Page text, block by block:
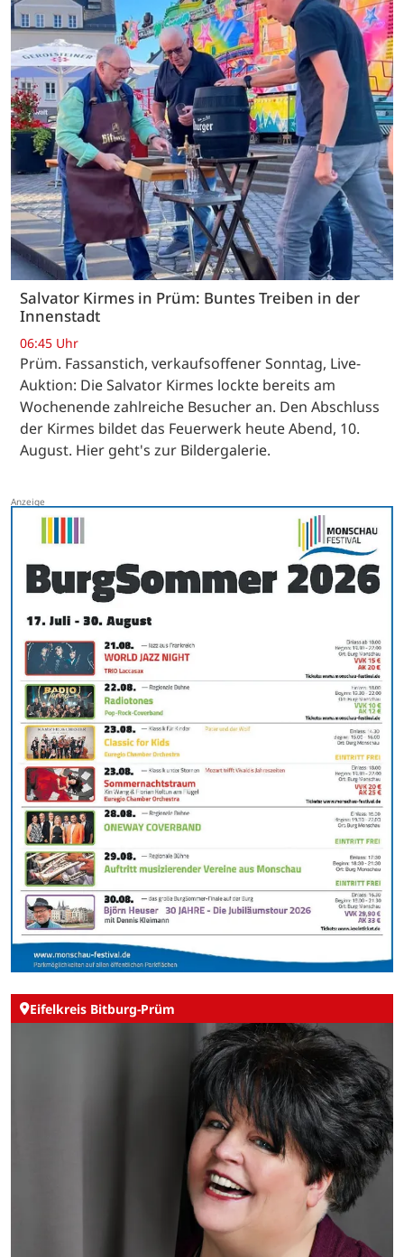
Salvator Kirmes in Prüm: Buntes Treiben in der
Innenstadt
06:45 Uhr
Prüm. Fassanstich, verkaufsoffener Sonntag, Live-
Auktion: Die Salvator Kirmes lockte bereits am
Wochenende zahlreiche Besucher an. Den Abschluss
der Kirmes bildet das Feuerwerk heute Abend, 10.
August. Hier geht's zur Bildergalerie.
Eifelkreis Bitburg-Prüm